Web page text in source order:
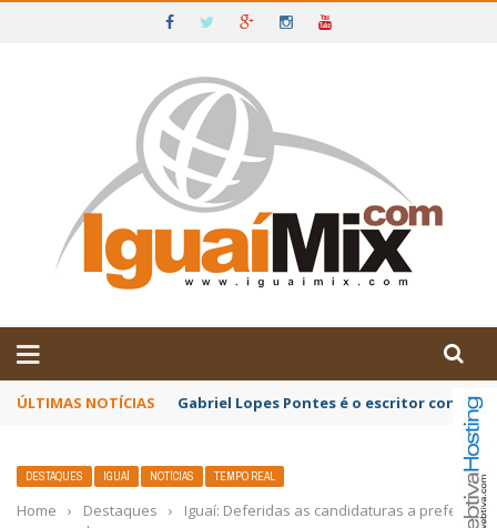
IGUAÍ E SUDOESTE DA BAHIA
ÚLTIMAS NOTÍCIAS Gabriel Lopes Pontes é o escritor
DESTAQUES IGUAÍ NOTÍCIAS TEMPO REAL
Home › Destaques ›
Iguaí: Deferidas as candidaturas a prefeito